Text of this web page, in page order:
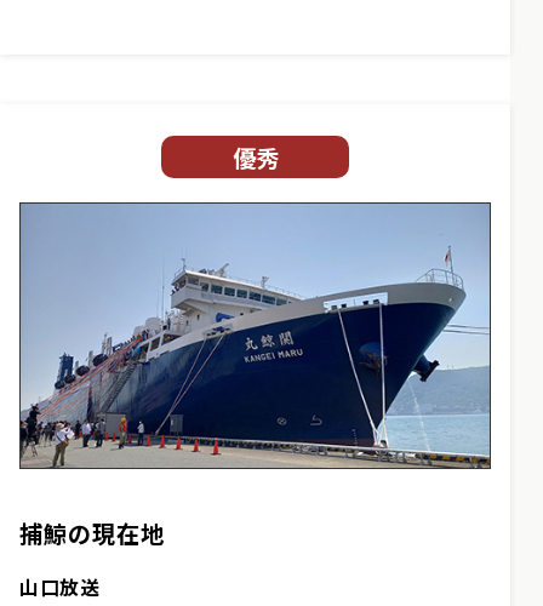
優秀
捕鯨の現在地
山口放送